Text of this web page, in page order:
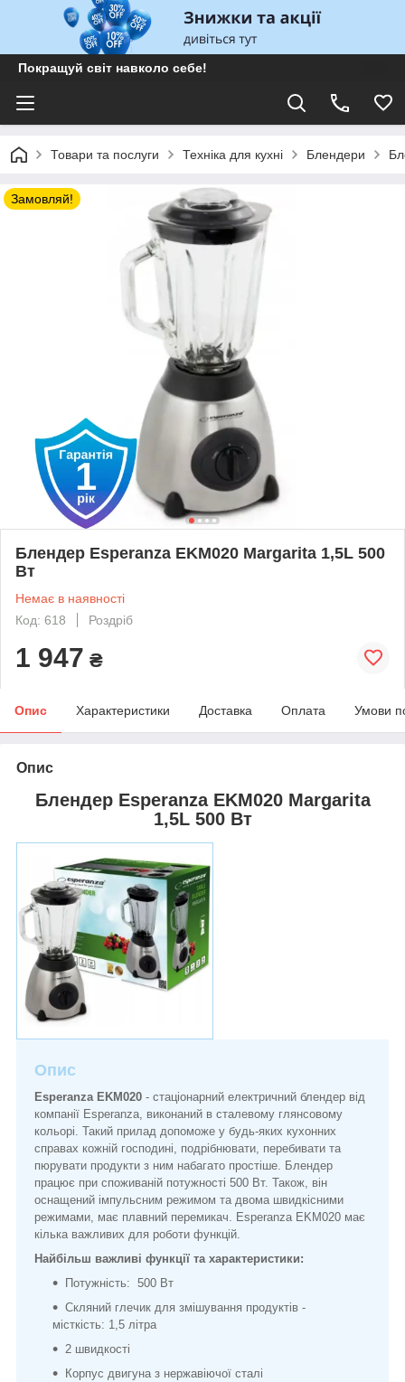
Покращуй світ навколо себе!
Товари та послуги Техніка для кухні Блендери
Замовляй!
Блендер Esperanza EKM020 Margarita 1,5L 500
Вт
Немає в наявності
Код: 618
Роздріб
1 947 ₴
Опис Характеристики Доставка Оплата Умови
Опис
Блендер Esperanza EKM020 Margarita
1,5L 500 Вт
Опис
Esperanza EKM020 - стаціонарний електричний блендер від
компанії Esperanza, виконаний в сталевому глянсовому
кольорі. Такий прилад допоможе у будь-яких кухонних
справах кожній господині, подрібнювати, перебивати та
пюрувати продукти з ним набагато простіше. Блендер
працює при споживаній потужності 500 Вт. Також, він
оснащений імпульсним режимом та двома швидкісними
режимами, має плавний перемикач. Esperanza EKM020 має
кілька важливих для роботи функцій.
Найбільш важливі функції та характеристики:
Потужність: 500 Вт
Скляний глечик для змішування продуктів -
місткість: 1,5 літра
2 швидкості
Корпус двигуна з нержавіючої сталі